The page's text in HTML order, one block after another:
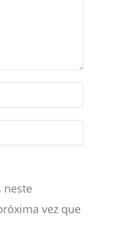
neste
vez que